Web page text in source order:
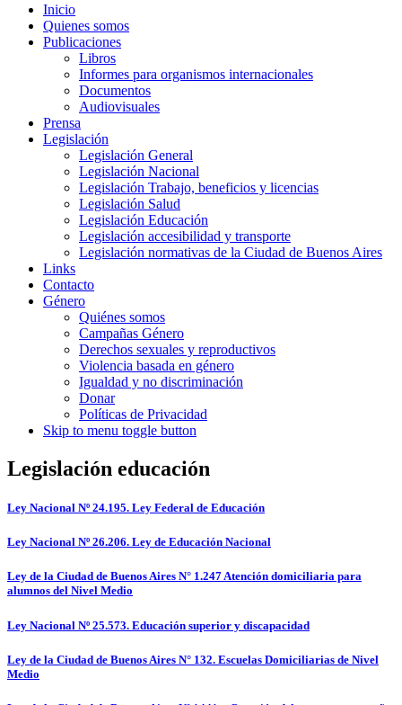
Inicio
Quienes somos
Publicaciones
Libros
Informes para organismos internacionales
Documentos
Audiovisuales
Prensa
Legislación
Legislación General
Legislación Nacional
Legislación Trabajo, beneficios y licencias
Legislación Salud
Legislación Educación
Legislación accesibilidad y transporte
Legislación normativas de la Ciudad de Buenos Aires
Links
Contacto
Género
Quiénes somos
Campañas Género
Derechos sexuales y reproductivos
Violencia basada en género
Igualdad y no discriminación
Donar
Políticas de Privacidad
Skip to menu toggle button
Legislación educación
Ley Nacional Nº 24.195. Ley Federal de Educación
Ley Nacional Nº 26.206. Ley de Educación Nacional
Ley de la Ciudad de Buenos Aires N° 1.247 Atención domiciliaria para
alumnos del Nivel Medio
Ley Nacional Nº 25.573. Educación superior y discapacidad
Ley de la Ciudad de Buenos Aires N° 132. Escuelas Domiciliarias de Nivel
Medio